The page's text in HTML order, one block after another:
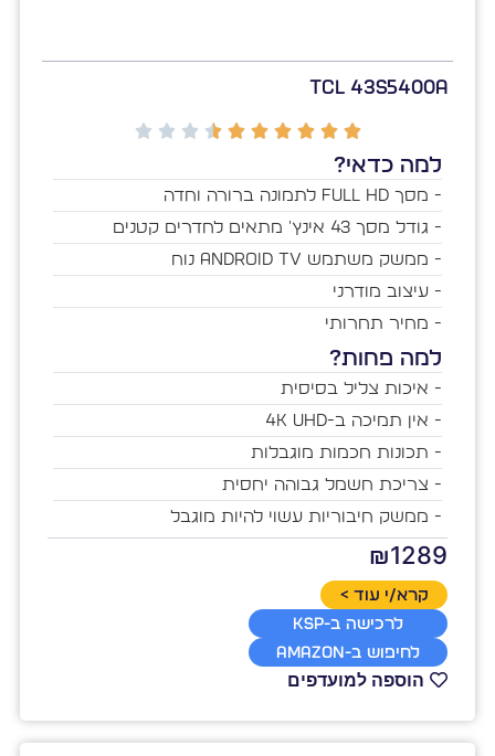
TCL 43S5400A
למה כדאי?
- מסך Full HD לתמונה ברורה וחדה
- גודל מסך 43 אינץ' מתאים לחדרים קטנים
- ממשק משתמש Android TV נוח
- עיצוב מודרני
- מחיר תחרותי
למה פחות?
- איכות צליל בסיסית
- אין תמיכה ב-4K UHD
- תכונות חכמות מוגבלות
- צריכת חשמל גבוהה יחסית
- ממשק חיבוריות עשוי להיות מוגבל
₪1289
לחיפוש ב-Amazon
לרכישה ב-KSP
קרא/י עוד >
הוספה למועדפים